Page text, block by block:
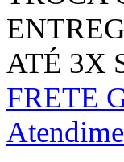
ATÉ 3X
FRETE